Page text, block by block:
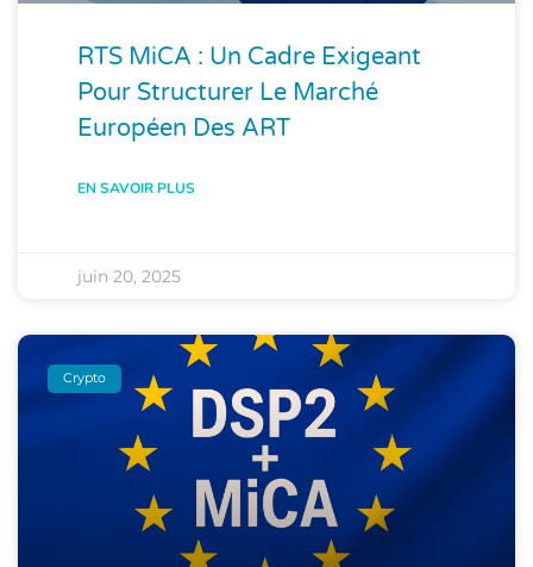
RTS MiCA : Un Cadre Exigeant
Pour Structurer Le Marché
Européen Des ART
EN SAVOIR PLUS
juin 20, 2025
Crypto